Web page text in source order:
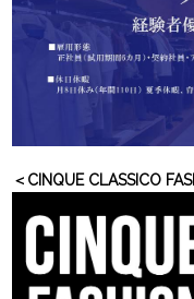
＜CINQUE CLASSICO